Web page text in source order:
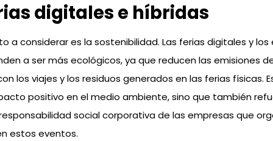
digitales e híbridas
a considerar es la sostenibilidad. Las ferias digitales y los
a ser más ecológicos, ya que reducen las emisiones
los viajes y los residuos generados en las ferias físicas.
positivo en el medio ambiente, sino que también
social corporativa de las empresas que
estos eventos.